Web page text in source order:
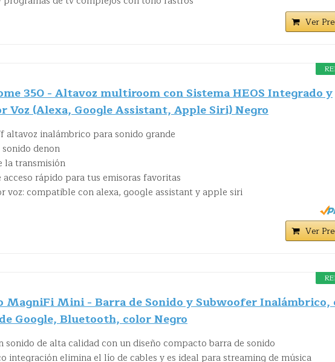
Ver
350 - Altavoz multiroom con Sistema HEOS Integrado y
Voz (Alexa, Google Assistant, Apple Siri) Negro
altavoz inalámbrico para sonido grande
denon
la transmisión
acceso rápido para tus emisoras favoritas
voz: compatible con alexa, google assistant y apple siri
Ver
MagniFi Mini - Barra de Sonido y Subwoofer Inalámbrico,
Google, Bluetooth, color Negro
sonido de alta calidad con un diseño compacto barra de sonido
integración elimina el lío de cables y es ideal para streaming de música